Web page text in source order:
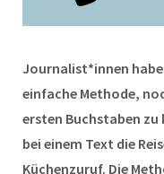
Journalist*innen
einfache Methode,
ersten Buchstaben zu
bei einem Text die
Küchenzuruf. Die